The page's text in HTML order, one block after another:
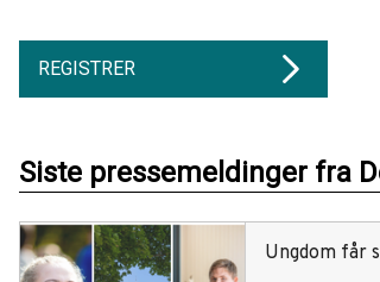
REGISTRER
Siste pressemeldinger fra
Ungdom får